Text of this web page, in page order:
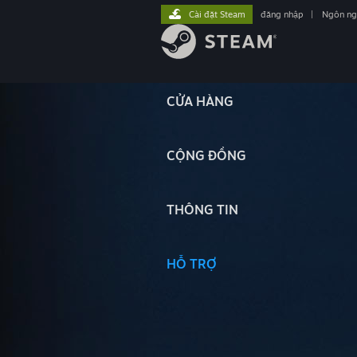
CỬA HÀNG
CỘNG ĐỒNG
THÔNG TIN
HỖ TRỢ
Cài đặt Steam đăng nhập Ngôn